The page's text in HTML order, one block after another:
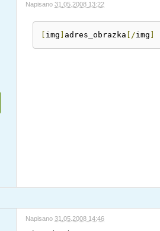
Napisano31.05.2008 13:22
[ img ] adres_obrazka [/img ]
Napisano31.05.2008 14:46